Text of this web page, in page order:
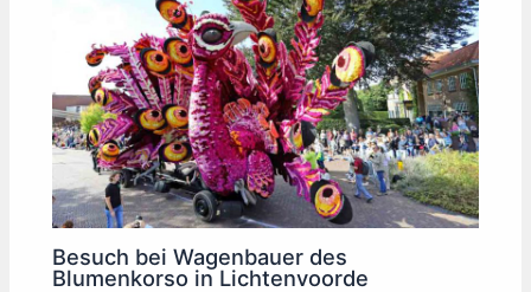
Besuch bei Wagenbauer des
Blumenkorso in Lichtenvoorde